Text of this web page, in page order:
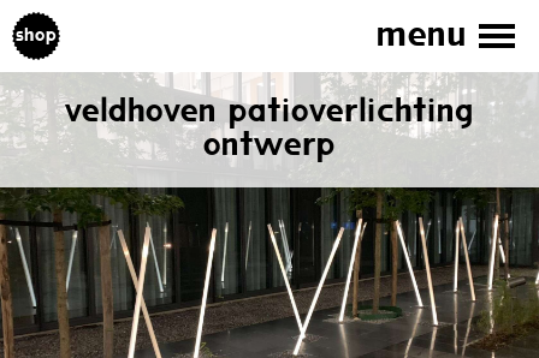
Skip to main content
Menu
Shop
Veldhoven Patioverlichting
Ontwerp